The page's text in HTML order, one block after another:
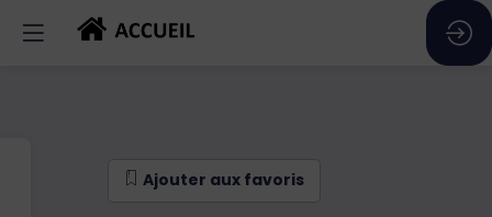
Ajouter aux favoris